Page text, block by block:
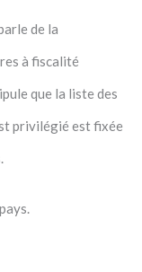
de la
à fiscalité
que la liste des
privilégié est fixée